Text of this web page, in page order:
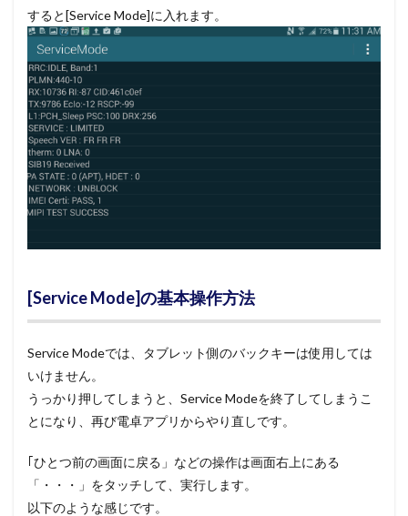
すると[Service Mode]に入れます。
[Service Mode]の基本操作方法
Service Modeでは、タブレット側のバックキーは使用しては
いけません。
うっかり押してしまうと、Service Modeを終了してしまうこ
とになり、再び電卓アプリからやり直しです。
｢ひとつ前の画面に戻る」などの操作は画面右上にある
「・・・」をタッチして、実行します。
以下のような感じです。